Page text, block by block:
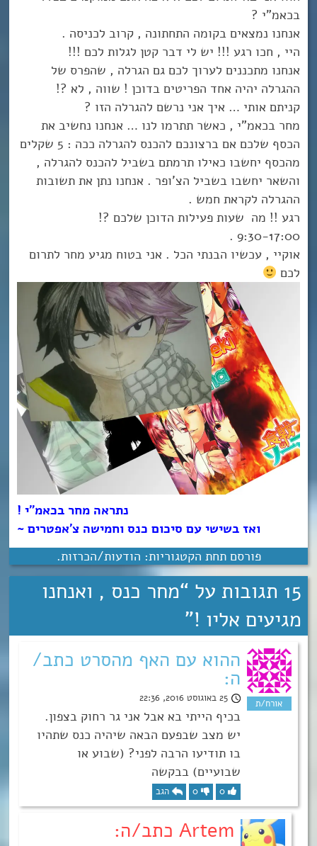
בכאמ”י ?
אנחנו נמצאים בקומה התחתונה , קרוב לכניסה .
היי , חכו רגע !!! יש לי דבר קטן לגלות לכם !!!
אנחנו מתכננים לערוך לכם גם הגרלה , שהפרס של
ההגרלה יהיה אחד הפריטים בדוכן ! שווה , לא ?!
קניתם אותי … איך אני נרשם להגרלה הזו ?
מחר בכאמ”י , כאשר תתרמו לנו … אנחנו נחשיב את
הכסף שלכם אם ברצונכם להכנס להגרלה ככה : 5 שקלים
מהכסף יחשבו כאילו תרמתם בשביל להכנס להגרלה ,
והשאר יחשבו בשביל הצ’ופר . אנחנו נתן את תשובות
ההגרלה לקראת חמש .
רגע !! מה שעות פעילות הדוכן שלכם ?!
9:30-17:00 .
אוקיי , עכשיו הבנתי הכל . אני בטוח מגיע מחר לתרום
לכם
נתראה מחר בכאמ”י !
ואז בשישי עם סיכום כנס וחמישה צ’אפטרים ~
פורסם תחת הקטגוריות: הודעות/הכרזות.
15 תגובות על “
מחר כנס , ואנחנו
מגיעים אליו !”
ההוא עם האף מהסרט כתב/
ה:
25 באוגוסט 2016, 22:36
בכיף הייתי בא אבל אני גר רחוק בצפון.
יש מצב שבפעם הבאה שיהיה כנס שתהיו
בו תודיעו הרבה לפני? (שבוע או
שבועיים) בבקשה
0
0 הגב
Artem כתב/ה: